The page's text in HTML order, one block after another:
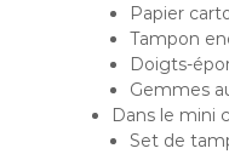
Papier
Tampon
Doigts-
Gemmes
Dans le mini
Set de